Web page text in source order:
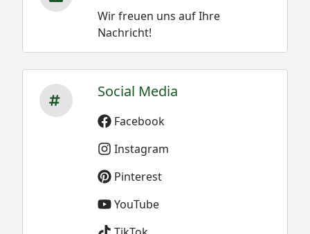
Wir freuen uns auf Ihre
Nachricht!
Social Media
Facebook
Instagram
Pinterest
YouTube